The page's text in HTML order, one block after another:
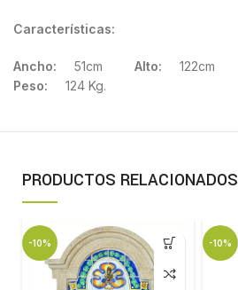
Características:
Ancho: 51cm Alto: 122cm
Peso:
124 Kg.
PRODUCTOS RELACIONADOS
-10% -10%